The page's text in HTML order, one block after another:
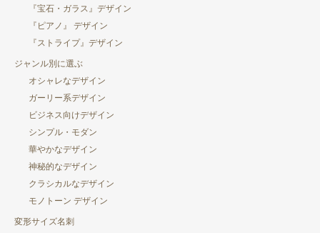
『宝石・ガラス』デザイン
『ピアノ』 デザイン
『ストライプ』デザイン
ジャンル別に選ぶ
オシャレなデザイン
ガーリー系デザイン
ビジネス向けデザイン
シンプル・モダン
華やかなデザイン
神秘的なデザイン
クラシカルなデザイン
モノトーン デザイン
変形サイズ名刺